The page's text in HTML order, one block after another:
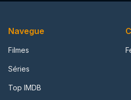
Navegue
Filmes
Séries
Top IMDB